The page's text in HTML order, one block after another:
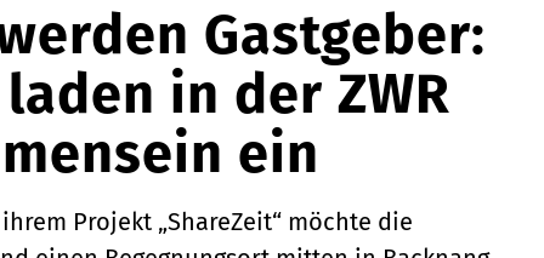
Gastgeber:
in der ZWR
ein
Projekt „ShareZeit“ möchte die